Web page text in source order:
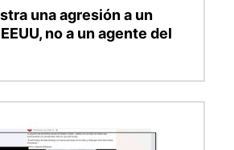
una agresión a un
no a un agente del